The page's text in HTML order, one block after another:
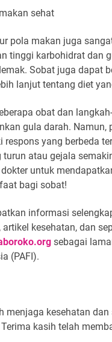
sehat
pola makan juga
tinggi karbohidrat dan
Sobat juga dapat
lanjut tentang diet
obat dan
gula darah.
respons yang berbeda
turun atau gejala
untuk
bagi sobat!
informasi
artikel kesehatan, dan
sebagai
(PAFI).
menjaga kesehatan
kasih telah